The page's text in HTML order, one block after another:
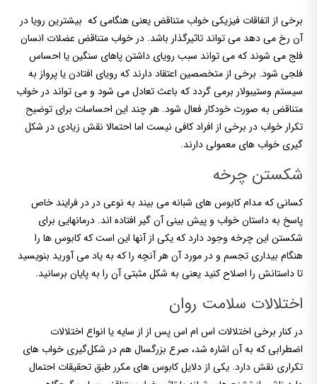
برخی از اتفاقات فیزیکی خواب متناقض یعنی هنگامی که بیشترین رویا در
آن رخ می دهد می تواند تاثیرگذار باشد. در خواب متناقض عضلات انسان
فلج می شوند که می تواند سبب رویای داشتن پاهای سنگین یا احساس
فلجی شود. برخی از متخصصین اعتقاد دارند که رویای افتادن یا پرواز به
سیستم وستیبولار برمی گردد که باعث تعادل می شود و می تواند در خواب
متناقض به صورت خودکار فعال شود. هر چند این احساسات برای توضیح
تکرار خواب در برخی از افراد کافی نیست اما احتمالا نقش زیادی در شکل
گیری خواب های معمولی دارند.
شکستن چرخه
کسانی که مدام کابوس های شبانه می بیند به نوعی در در فرایند خاص
پاسخ به داستان خواب و پیش بینی آن گیر افتاده اند. درمانهایی برای
شکستن این چرخه وجود دارد که یکی از آنها این است که کابوس ها را
هنگام بیداری تجسم و در مورد آن هر آنچه را که به یاد می آورید بنویسید
تا داستانش را اصلاح کنید یعنی به شکل مثبتی آن را به پایان برسانید.
اختلالات سلامت روان
در کنار برخی اختلالات اس ام اس پس از از سایه یا انواع اختلالات
اضطرابی که به آن اشاره شد، صرع بزرگسال هم در شکل‌گیری خواب های
تکراری نقش دارد. یکی از دلایل کابوس های مکرر طبق تحقیقات احتمال